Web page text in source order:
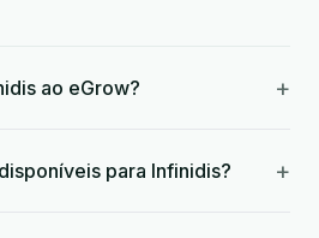
ao eGrow? +
para Infinidis? +